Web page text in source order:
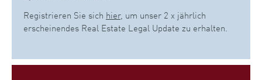
Registrieren Sie sich hier, um unser 2 x jährlich
erscheinendes Real Estate Legal Update zu erhalten.